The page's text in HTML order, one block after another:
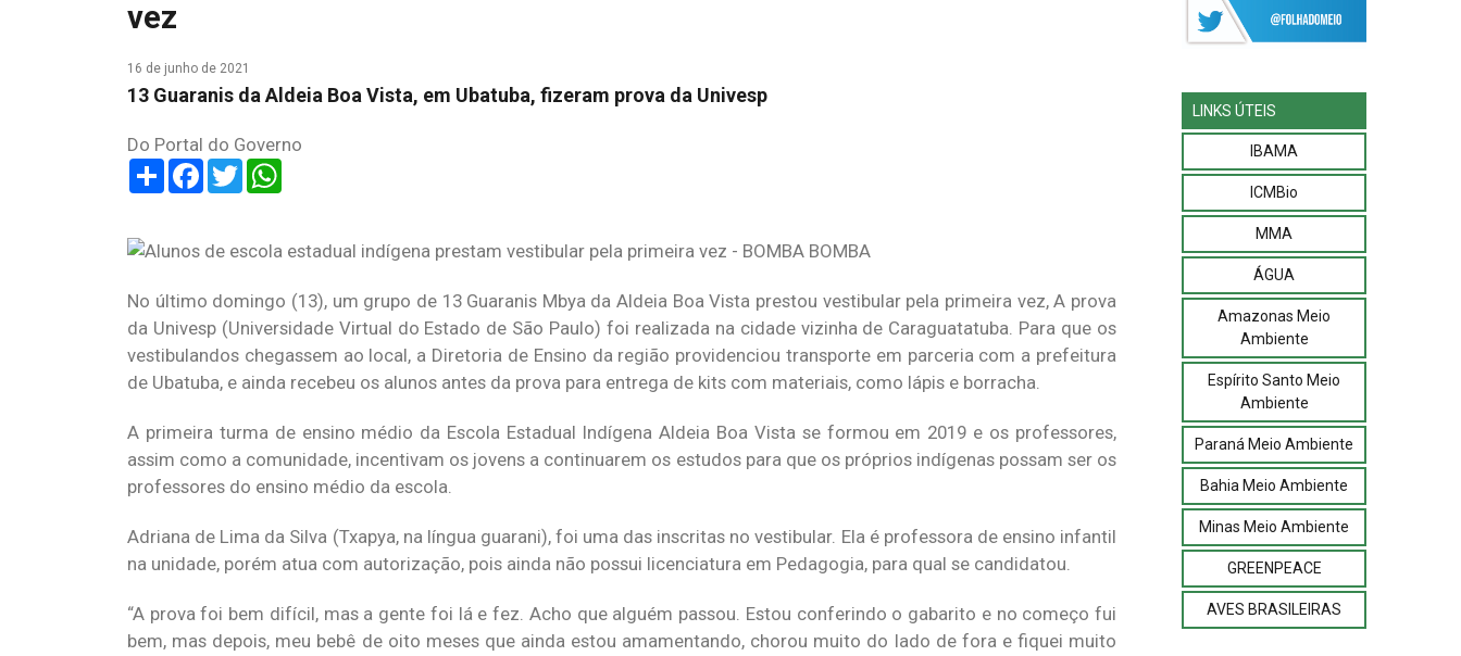
vez
16 de junho de 2021
13 Guaranis da Aldeia Boa Vista, em Ubatuba, fizeram prova da Univesp
Do Portal do Governo
ShareFacebook
Twitter
No último domingo (13), um grupo de 13 Guaranis Mbya da Aldeia Boa Vista prestou vestibular pela primeira vez, A prova
da Univesp (Universidade Virtual do Estado de São Paulo) foi realizada na cidade vizinha de Caraguatatuba. Para que os
vestibulandos chegassem ao local, a Diretoria de Ensino da região providenciou transporte em parceria com a prefeitura
de Ubatuba, e ainda recebeu os alunos antes da prova para entrega de kits com materiais, como lápis e borracha.
A primeira turma de ensino médio da Escola Estadual Indígena Aldeia Boa Vista se formou em 2019 e os professores,
assim como a comunidade, incentivam os jovens a continuarem os estudos para que os próprios indígenas possam ser os
professores do ensino médio da escola.
Adriana de Lima da Silva (Txapya, na língua guarani), foi uma das inscritas no vestibular. Ela é professora de ensino infantil
na unidade, porém atua com autorização, pois ainda não possui licenciatura em Pedagogia, para qual se candidatou.
“A prova foi bem difícil, mas a gente foi lá e fez. Acho que alguém passou. Estou conferindo o gabarito e no começo fui
bem, mas depois, meu bebê de oito meses que ainda estou amamentando, chorou muito do lado de fora e fiquei muito
LINKS ÚTEIS
IBAMA
ICMBio
MMA
ÁGUA
Amazonas Meio
Ambiente
Espírito Santo Meio
Ambiente
Paraná Meio Ambiente
Bahia Meio Ambiente
Minas Meio Ambiente
GREENPEACE
AVES BRASILEIRAS